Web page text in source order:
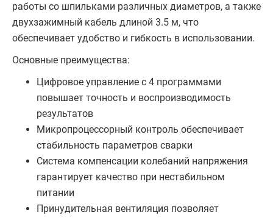
работы со шпильками различных диаметров, а также
двухзажимный кабель длиной 3.5 м, что
обеспечивает удобство и гибкость в использовании.
Основные преимущества:
Цифровое управление с 4 программами
повышает точность и воспроизводимость
результатов
Микропроцессорный контроль обеспечивает
стабильность параметров сварки
Система компенсации колебаний напряжения
гарантирует качество при нестабильном
питании
Принудительная вентиляция позволяет